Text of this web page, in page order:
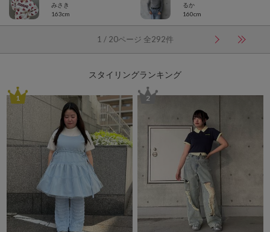
みさき
163cm
るか
160cm
1 / 20ページ 全292件
スタイリングランキング
1 2